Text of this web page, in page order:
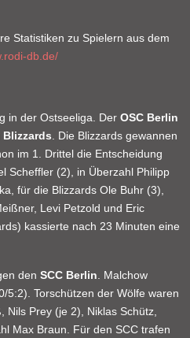
Statistiken zu Spielern aus dem
db.de/
in der Ostseeliga. Der OSC Berlin
. Die Blizzards gewannen
im 1. Drittel die Entscheidung
Scheffler (2), in Überzahl Philipp
für die Blizzards Ole Buhr (3),
Levi Petzold und Eric
kassierte nach 23 Minuten eine
den SCC Berlin . Malchow
5:2). Torschützen der Wölfe waren
Nils Prey (je 2), Niklas Schütz,
Max Braun. Für den SCC trafen